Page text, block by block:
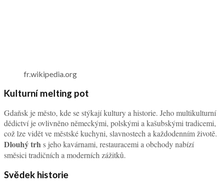
fr.wikipedia.org
Kulturní melting pot
Gdaňsk je město, kde se stýkají kultury a historie. Jeho multikulturní
dědictví je ovlivněno německými, polskými a kašubskými tradicemi,
což lze vidět ve městské kuchyni, slavnostech a každodenním životě.
Dlouhý trhs jeho kavárnami, restauracemi a obchody nabízí
směsici tradičních a moderních zážitků.
Svědek historie